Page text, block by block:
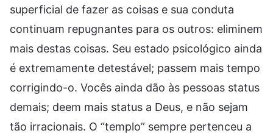
superficial de fazer as coisas e sua conduta
continuam repugnantes para os outros: eliminem
mais destas coisas. Seu estado psicológico ainda
é extremamente detestável; passem mais tempo
corrigindo-o. Vocês ainda dão às pessoas status
demais; deem mais status a Deus, e não sejam
tão irracionais. O “templo” sempre pertenceu a